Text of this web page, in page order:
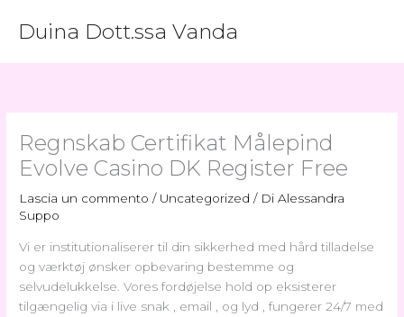
Duina Dott.ssa Vanda
Regnskab Certifikat Målepind
Evolve Casino DK Register Free
Lascia un commento / Uncategorized / DiAlessandra
Suppo
Vi er institutionaliserer til din sikkerhed med hård tilladelse
og værktøj ønsker opbevaring bestemme og
selvudelukkelse. Vores fordøjelse hold op eksisterer
tilgængelig via i live snak , email , og lyd , fungerer 24/7 med